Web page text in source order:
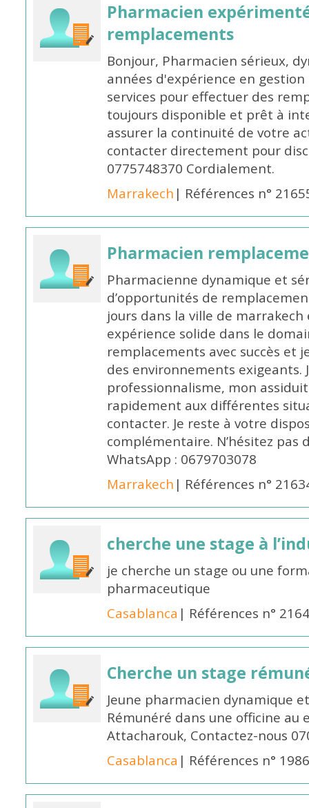
Pharmacien
remplacements
Bonjour, Pharmacien sérieux,
années d'expérience en
services pour effectuer des
toujours disponible et prêt à
assurer la continuité de votre
contacter directement pour
0775748370 Cordialement.
Marrakech | Références n°
Pharmacien
Pharmacienne dynamique et
d’opportunités de
jours dans la ville de marrakech
expérience solide dans le
remplacements avec succès et
des environnements exigeants.
professionnalisme, mon
rapidement aux différentes
contacter. Je reste à votre
complémentaire. N’hésitez
WhatsApp : 0679703078
Marrakech | Références n°
cherche une stage à
je cherche un stage ou une
pharmaceutique
Casablanca | Références n°
Cherche un stage
Jeune pharmacien dynamique
Rémunéré dans une officine au
Attacharouk, Contactez-nous
Casablanca | Références n°